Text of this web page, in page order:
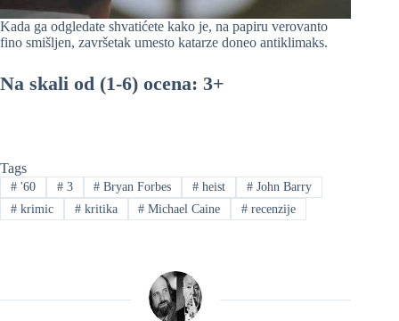
Kada ga odgledate shvatićete kako je, na papiru verovanto
fino smišljen, završetak umesto katarze doneo antiklimaks.
Na skali od (1-6) ocena: 3+
Tags
#'60 #3 # Bryan Forbes # heist # John Barry
#krimic #kritika # Michael Caine # recenzije